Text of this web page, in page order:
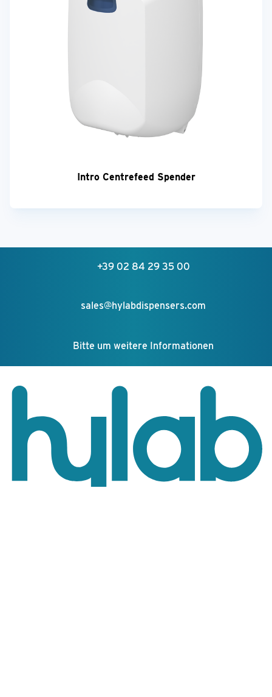
Intro Centrefeed Spender
+39 02 84 29 35 00
sales@hylabdispensers.com
Bitte um weitere Informationen